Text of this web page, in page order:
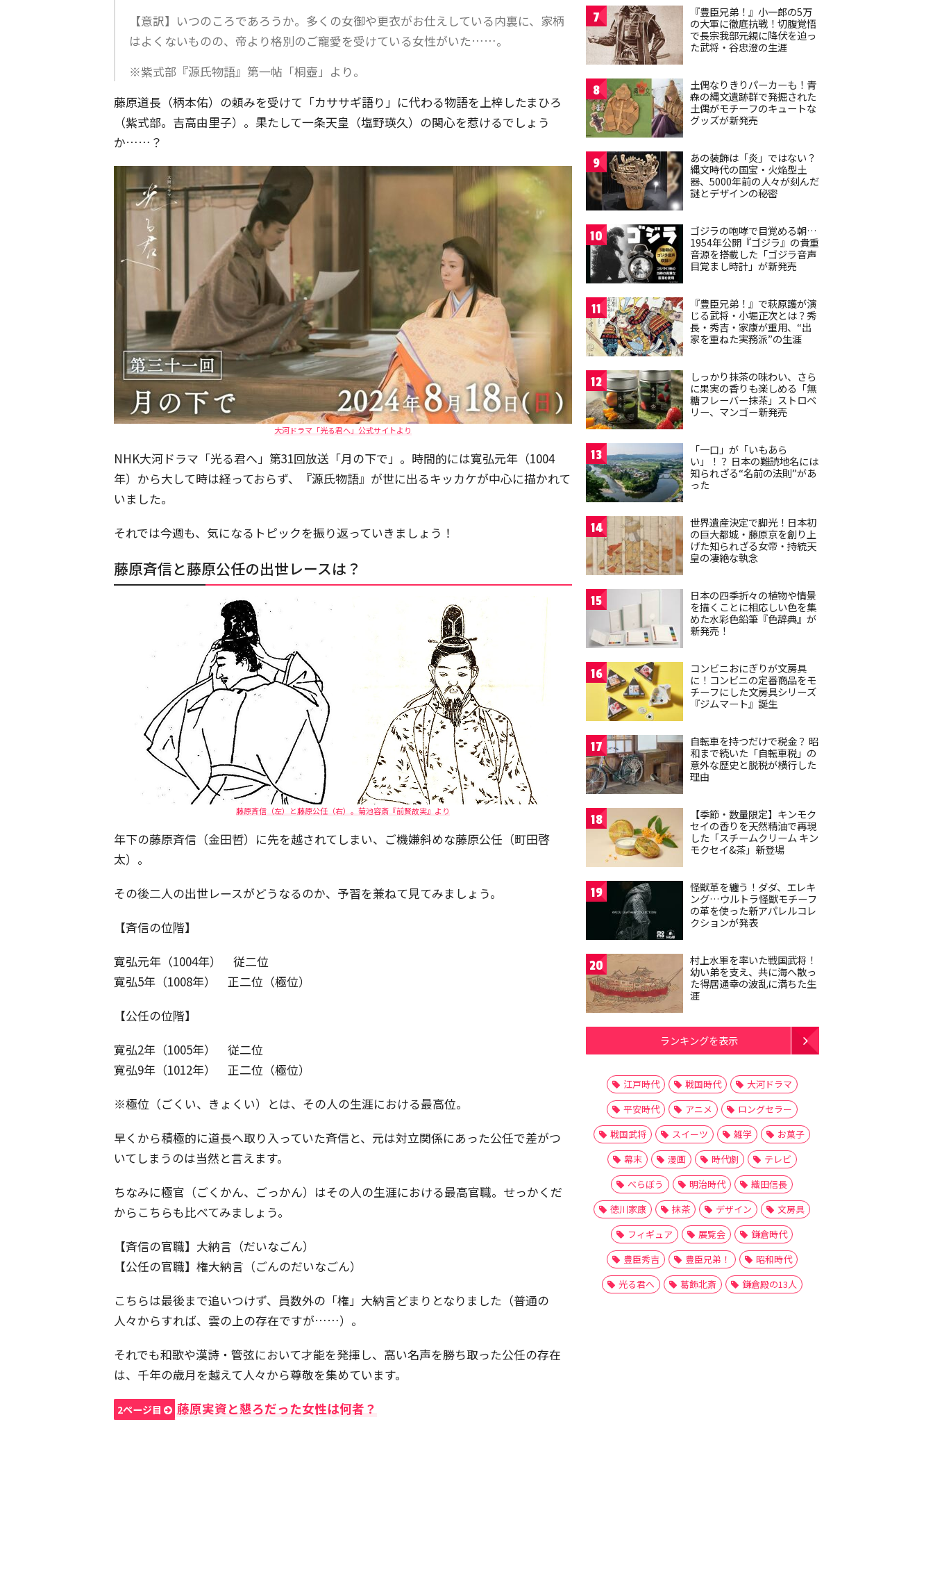
【意訳】いつのころであろうか。多くの女御や更衣がお仕えしている内裏に、家柄
はよくないものの、帝より格別のご寵愛を受けている女性がいた……。
※紫式部『源氏物語』第一帖「桐壺」より。
藤原道長（柄本佑）の頼みを受けて「カササギ語り」に代わる物語を上梓したまひろ
（紫式部。吉高由里子）。果たして一条天皇（塩野瑛久）の関心を惹けるでしょう
か……？
大河ドラマ「光る君へ」公式サイトより
NHK大河ドラマ「光る君へ」第31回放送「月の下で」。時間的には寛弘元年（1004
年）から大して時は経っておらず、『源氏物語』が世に出るキッカケが中心に描かれて
いました。
それでは今週も、気になるトピックを振り返っていきましょう！
藤原斉信と藤原公任の出世レースは？
藤原斉信（左）と藤原公任（右）。菊池容斎『前賢故実』より
年下の藤原斉信（金田哲）に先を越されてしまい、ご機嫌斜めな藤原公任（町田啓
太）。
その後二人の出世レースがどうなるのか、予習を兼ねて見てみましょう。
【斉信の位階】
寛弘元年（1004年） 従二位
寛弘5年（1008年） 正二位（極位）
【公任の位階】
寛弘2年（1005年） 従二位
寛弘9年（1012年） 正二位（極位）
※極位（ごくい、きょくい）とは、その人の生涯における最高位。
早くから積極的に道長へ取り入っていた斉信と、元は対立関係にあった公任で差がつ
いてしまうのは当然と言えます。
ちなみに極官（ごくかん、ごっかん）はその人の生涯における最高官職。せっかくだ
からこちらも比べてみましょう。
【斉信の官職】大納言（だいなごん）
【公任の官職】権大納言（ごんのだいなごん）
こちらは最後まで追いつけず、員数外の「権」大納言どまりとなりました（普通の
人々からすれば、雲の上の存在ですが……）。
それでも和歌や漢詩・管弦において才能を発揮し、高い名声を勝ち取った公任の存在
は、千年の歳月を越えて人々から尊敬を集めています。
2ページ目 藤原実資と懇ろだった女性は何者？
7
『豊臣兄弟！』小一郎の5万
の大軍に徹底抗戦！切腹覚悟
で長宗我部元親に降伏を迫っ
た武将・谷忠澄の生涯
8
土偶なりきりパーカーも！青
森の縄文遺跡群で発掘された
土偶がモチーフのキュートな
グッズが新発売
9
あの装飾は「炎」ではない？
縄文時代の国宝・火焔型土
器、5000年前の人々が刻んだ
謎とデザインの秘密
10
ゴジラの咆哮で目覚める朝…
1954年公開『ゴジラ』の貴重
音源を搭載した「ゴジラ音声
目覚まし時計」が新発売
11
『豊臣兄弟！』で萩原護が演
じる武将・小堀正次とは？秀
長・秀吉・家康が重用、“出
家を重ねた実務派”の生涯
12
しっかり抹茶の味わい、さら
に果実の香りも楽しめる「無
糖フレーバー抹茶」ストロベ
リー、マンゴー新発売
13
「一口」が「いもあら
い」！？ 日本の難読地名には
知られざる“名前の法則”があ
った
14
世界遺産決定で脚光！日本初
の巨大都城・藤原京を創り上
げた知られざる女帝・持統天
皇の凄絶な執念
15
日本の四季折々の植物や情景
を描くことに相応しい色を集
めた水彩色鉛筆『色辞典』が
新発売！
16
コンビニおにぎりが文房具
に！コンビニの定番商品をモ
チーフにした文房具シリーズ
『ジムマート』誕生
17
自転車を持つだけで税金？ 昭
和まで続いた「自転車税」の
意外な歴史と脱税が横行した
理由
18
【季節・数量限定】キンモク
セイの香りを天然精油で再現
した「スチームクリーム キン
モクセイ&茶」新登場
19
怪獣革を纏う！ダダ、エレキ
ング…ウルトラ怪獣モチーフ
の革を使った新アパレルコレ
クションが発表
20
村上水軍を率いた戦国武将！
幼い弟を支え、共に海へ散っ
た得居通幸の波乱に満ちた生
涯
ランキングを表示
江戸時代 戦国時代
大河ドラマ
平安時代
アニメ
ロングセラー
戦国武将
スイーツ 雑学
お菓子
幕末
漫画 時代劇
テレビ
べらぼう
明治時代
織田信長
徳川家康
抹茶 デザイン
文房具
フィギュア
展覧会
鎌倉時代
豊臣秀吉
豊臣兄弟！
昭和時代
光る君へ
葛飾北斎 鎌倉殿の13人